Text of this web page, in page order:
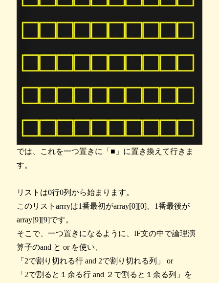
では、これを一つ置きに「■」に置き換えて行きま
す。
リストは0行0列から始まります。
このリストarrryは1番最初がarray[0][0]、1番最後が
array[9][9]です。
そこで、一つ置きになるように、IF文の中で論理演
算子のand と or を使い、
「2で割り切れる行 and 2で割り切れる列」 or
「2で割ると１余る行 and ２で割ると１余る列」を